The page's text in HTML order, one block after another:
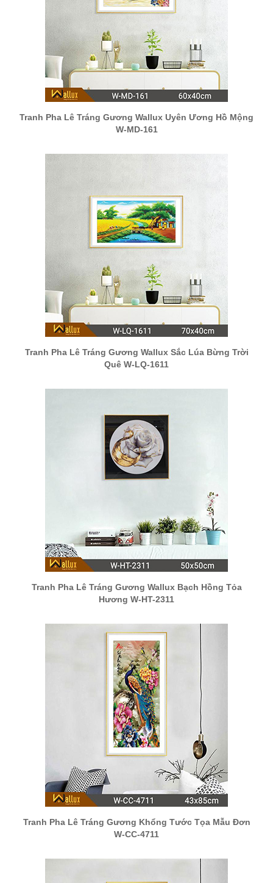
Tranh Pha Lê Tráng Gương Wallux Uyên Ương Hồ Mộng
W-MD-161
Tranh Pha Lê Tráng Gương Wallux Sắc Lúa Bừng Trời
Quê W-LQ-1611
Tranh Pha Lê Tráng Gương Wallux Bạch Hồng Tỏa
Hương W-HT-2311
Tranh Pha Lê Tráng Gương Khổng Tước Tọa Mẫu Đơn
W-CC-4711